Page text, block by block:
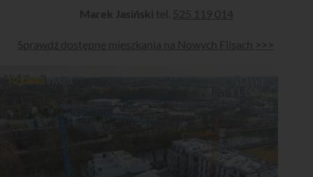
Marek Jasiński tel. 525 119 014
Sprawdź dostępne mieszkania na Nowych Flisach >>>